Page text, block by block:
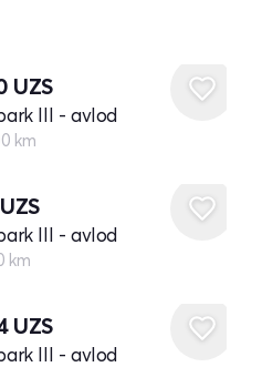
UZS
III - avlod
km
UZS
III - avlod
km
UZS
III - avlod